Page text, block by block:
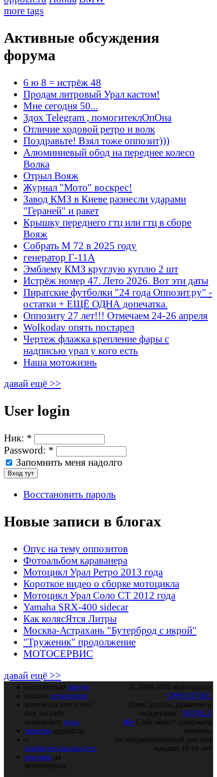
more tags
Активные обсуждения
форума
6 ю 8 = истрёж 48
Продам литровый Урал кастом!
Мне сегодня 50...
Здох Telegram , помогитеклОпОна
Отличие ходовой ретро и волк
Поздравьте! Взял тоже оппозит)))
Алюминиевый обод на переднее колесо
Волка
Отрыл Вояж
Журнал "Мото" воскрес!
Завод КМЗ в Киеве разнесли ударами
"Гераней" и ракет
Крышку переднего гтц или гтц в сборе
Вояж
Собрать М 72 в 2025 году
генератор Г-11А
Эмблему КМЗ круглую куплю 2 шт
Истрёж номер 47. Лето 2026. Вот эти даты
Пиратские футболки "24 года Оппозит.ру" -
остатки + ЕЩЁ ОДНА допечатка.
Оппозиту 27 лет!!! Отмечаем 24-26 апреля
Wolkodav опять постарел
Чертеж флажка крепление фары с
надписью урал у кого есть
Наша мотожизнь
давай ещё >>
User login
Ник: *
Password: *
Запомнить меня надолго
Восстановить пароль
Новые записи в блогах
Опус на тему оппозитов
Фотоальбом караванера
Мотоцикл Урал Ретро 2013 года
Короткое видео о сборке мотоцикла
Мотоцикл Урал Соло СТ 2012 года
Yamaha SRX-400 sidecar
Как колясЯтся Литры
Москва-Астрахань "Бутерброд с икрой"
"Труженик" продолжение
МОТОСЕРВИС
давай ещё >>
оппозитный форум
полное оглавление
хотите вы этого или
нет, но сайт
использует куки
закрома oppozit.ru
о
конфиденциальности
реклама на
мотопортале
© 1999-2026 мотопортал
OPPOZIT.RU
Идея, дизайн, развитие и
поддержка : SHTRLZ
16+ Сайт может содержать
контент,
не предназначенный для лиц
младше 16-ти лет